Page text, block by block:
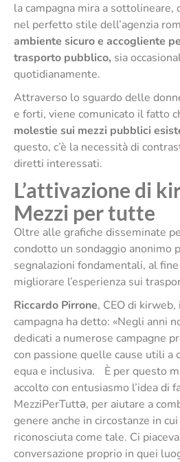
la campagna mira a sottolineare,
nel perfetto stile dell’agenzia
ambiente sicuro e accogliente
trasporto pubblico, sia
quotidianamente.
Attraverso lo sguardo delle
e forti, viene comunicato il fatto
molestie sui mezzi pubblici
questo, c’è la necessità di
diretti interessati.
L’attivazione di
Mezzi per tutte
Oltre alle grafiche disseminate
condotto un sondaggio anonimo
segnalazioni fondamentali, al
migliorare l’esperienza sui
Riccardo Pirrone, CEO di
campagna ha detto: «Negli anni
dedicati a numerose campagne
con passione quelle cause utili a
equa e inclusiva. È per questo
accolto con entusiasmo l’idea di
MezziPerTuttǝ, per aiutare a
genere anche in circostanze in
riconosciuta come tale. Ci
conversazione proprio in quei